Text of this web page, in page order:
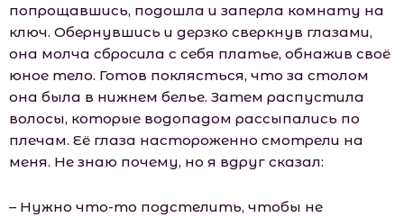
попрощавшись, подошла и заперла комнату на
ключ. Обернувшись и дерзко сверкнув глазами,
она молча сбросила с себя платье, обнажив своё
юное тело. Готов поклясться, что за столом
она была в нижнем белье. Затем распустила
волосы, которые водопадом рассыпались по
плечам. Её глаза настороженно смотрели на
меня. Не знаю почему, но я вдруг сказал:
– Нужно что-то подстелить, чтобы не